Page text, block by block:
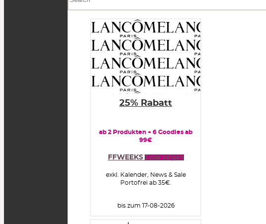
25% Rabatt
ab 2 Produkten + 6 Goodies ab
99€
FFWEEKS Code zeigen
exkl. Kalender, News & Sale
Portofrei ab 35€.
bis zum 17-08-2026